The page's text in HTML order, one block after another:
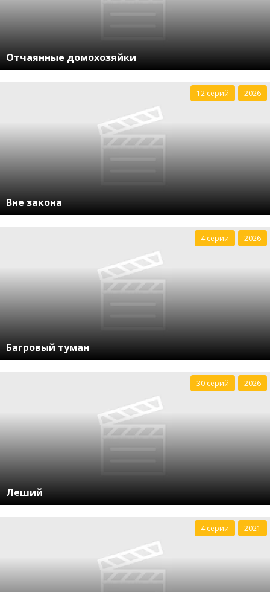
Отчаянные домохозяйки
Вне закона
12 серий 2026
Багровый туман
4 серии 2026
Леший
30 серий 2026
4 серии 2021